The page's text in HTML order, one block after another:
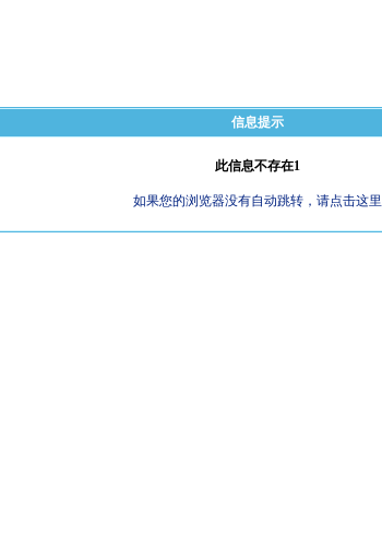
信息提示
此信息不存在1
如果您的浏览器没有自动跳转，请点击这里